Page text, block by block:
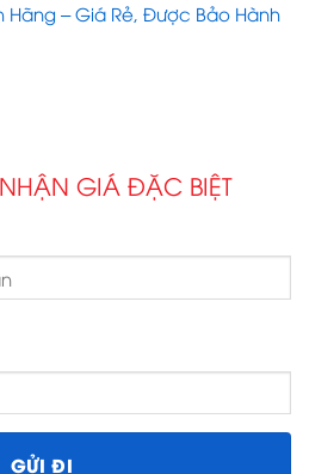
Hãng – Giá Rẻ, Được Bảo Hành
GIÁ ĐẶC BIỆT